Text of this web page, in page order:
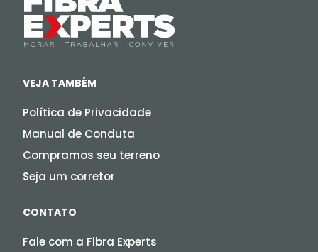
VEJA TAMBÉM
Política de Privacidade
Manual de Conduta
Compramos seu terreno
Seja um corretor
CONTATO
Fale com a Fibra Experts